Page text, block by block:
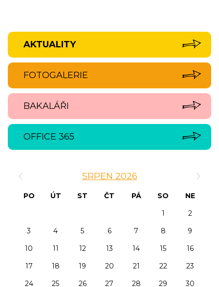
AKTUALITY
FOTOGALERIE
BAKALÁŘI
OFFICE 365
SRPEN 2026
PO ÚT ST ČT PÁ SO
NE
1
2
3
4 5 6 7 8
9
10
11 12 13 14 15
16
17
18 19 20 21 22
23
24
25 26 27 28 29
30